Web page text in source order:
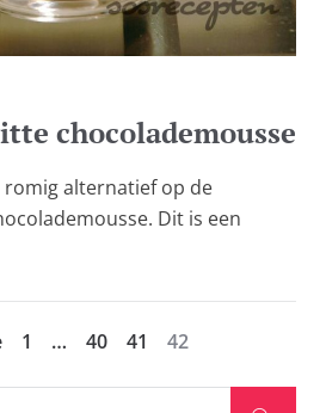
chocolademousse
romig alternatief op de
Dit is een
1 … 40 41 42